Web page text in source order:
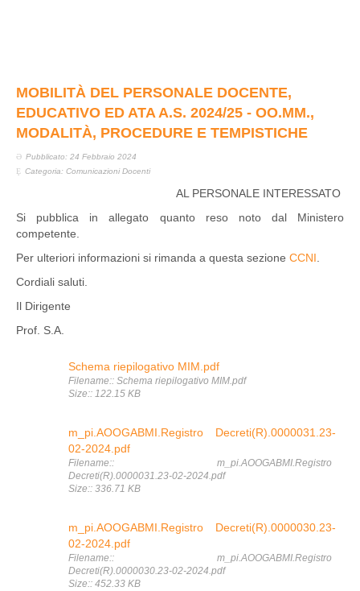
MOBILITÀ DEL PERSONALE DOCENTE,
EDUCATIVO ED ATA A.S. 2024/25 - OO.MM.,
MODALITÀ, PROCEDURE E TEMPISTICHE
Pubblicato: 24 Febbraio 2024
Categoria: Comunicazioni Docenti
AL PERSONALE INTERESSATO
Si pubblica in allegato quanto reso noto dal Ministero
competente.
Per ulteriori informazioni si rimanda a questa sezione CCNI.
Cordiali saluti.
Il Dirigente
Prof. S.A.
Schema riepilogativo MIM.pdf
Filename:: Schema riepilogativo MIM.pdf
Size:: 122.15 KB
m_pi.AOOGABMI.Registro Decreti(R).0000031.23-
02-2024.pdf
Filename:: m_pi.AOOGABMI.Registro
Decreti(R).0000031.23-02-2024.pdf
Size:: 336.71 KB
m_pi.AOOGABMI.Registro Decreti(R).0000030.23-
02-2024.pdf
Filename:: m_pi.AOOGABMI.Registro
Decreti(R).0000030.23-02-2024.pdf
Size:: 452.33 KB